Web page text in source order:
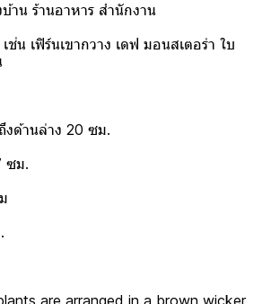
าน ร้านอาหาร สำนักงาน
น เฟิร์นเขากวาง เดฟ มอนสเตอร่า ใบ
งด้านล่าง 20 ซม.
ซม.
are arranged in a brown wicker